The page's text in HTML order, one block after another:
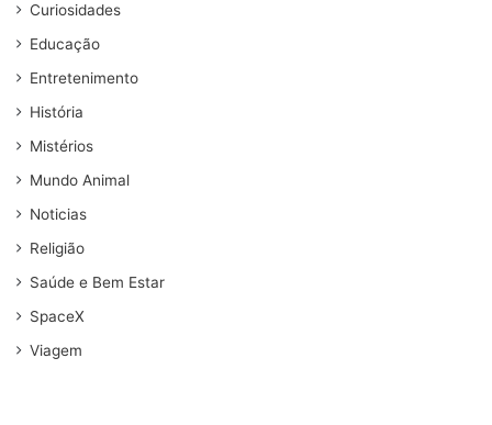
Curiosidades
Educação
Entretenimento
História
Mistérios
Mundo Animal
Noticias
Religião
Saúde e Bem Estar
SpaceX
Viagem